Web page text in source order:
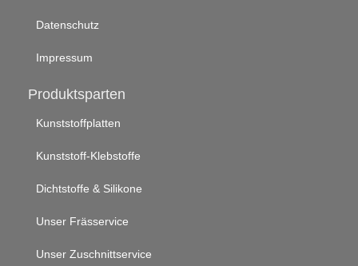
Datenschutz
Impressum
Produktsparten
Kunststoffplatten
Kunststoff-Klebstoffe
Dichtstoffe & Silikone
Unser Frässervice
Unser Zuschnittservice